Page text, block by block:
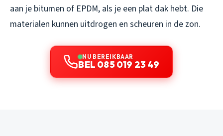
aan je bitumen of EPDM, als je een plat dak hebt. Die
materialen kunnen uitdrogen en scheuren in de zon.
NU BEREIKBAAR
BEL 085 019 23 49